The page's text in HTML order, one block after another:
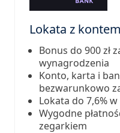
Lokata z
Bonus do 900 zł
wynagrodzenia
Konto, karta i
bezwarunkowo
Lokata do 7,6%
Wygodne
zegarkiem